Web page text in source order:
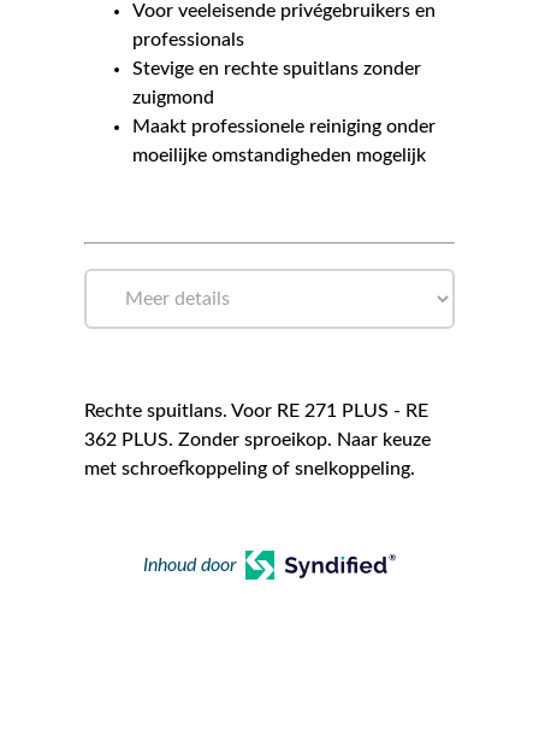
Voor veeleisende privégebruikers en
professionals
Stevige en rechte spuitlans zonder
zuigmond
Maakt professionele reiniging onder
moeilijke omstandigheden mogelijk
Rechte spuitlans. Voor RE 271 PLUS - RE
362 PLUS. Zonder sproeikop. Naar keuze
met schroefkoppeling of snelkoppeling.
Inhoud door